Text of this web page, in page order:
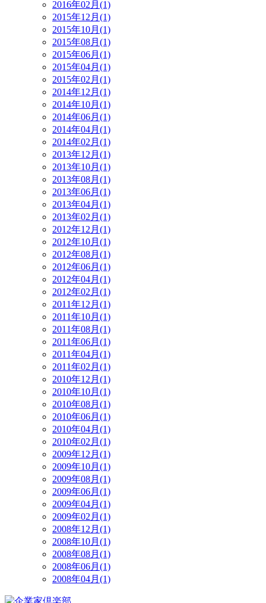
2016年02月(1)
2015年12月(1)
2015年10月(1)
2015年08月(1)
2015年06月(1)
2015年04月(1)
2015年02月(1)
2014年12月(1)
2014年10月(1)
2014年06月(1)
2014年04月(1)
2014年02月(1)
2013年12月(1)
2013年10月(1)
2013年08月(1)
2013年06月(1)
2013年04月(1)
2013年02月(1)
2012年12月(1)
2012年10月(1)
2012年08月(1)
2012年06月(1)
2012年04月(1)
2012年02月(1)
2011年12月(1)
2011年10月(1)
2011年08月(1)
2011年06月(1)
2011年04月(1)
2011年02月(1)
2010年12月(1)
2010年10月(1)
2010年08月(1)
2010年06月(1)
2010年04月(1)
2010年02月(1)
2009年12月(1)
2009年10月(1)
2009年08月(1)
2009年06月(1)
2009年04月(1)
2009年02月(1)
2008年12月(1)
2008年10月(1)
2008年08月(1)
2008年06月(1)
2008年04月(1)